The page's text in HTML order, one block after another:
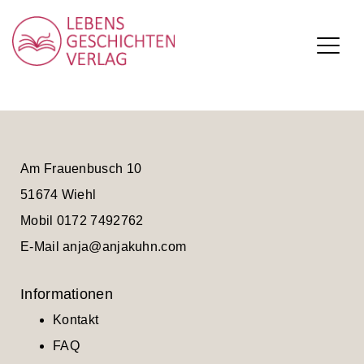
contentAm Frauenbusch 10
51674 Wiehl
Mobil 0172 7492762
E-Mailanja@anjakuhn.com
Informationen
Kontakt
FAQ